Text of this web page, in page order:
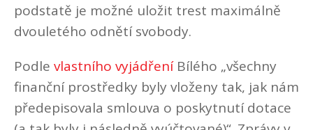
podstatě je možné uložit trest maximálně
dvouletého odnětí svobody.
Podle vlastního vyjádřeníBílého „všechny
finanční prostředky byly vloženy tak, jak nám
předepisovala smlouva o poskytnutí dotace